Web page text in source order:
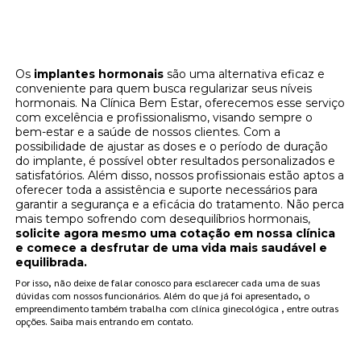
Os implantes hormonais são uma alternativa eficaz e
conveniente para quem busca regularizar seus níveis
hormonais. Na Clínica Bem Estar, oferecemos esse serviço
com excelência e profissionalismo, visando sempre o
bem-estar e a saúde de nossos clientes. Com a
possibilidade de ajustar as doses e o período de duração
do implante, é possível obter resultados personalizados e
satisfatórios. Além disso, nossos profissionais estão aptos a
oferecer toda a assistência e suporte necessários para
garantir a segurança e a eficácia do tratamento. Não perca
mais tempo sofrendo com desequilíbrios hormonais,
solicite agora mesmo uma cotação em nossa clínica
e comece a desfrutar de uma vida mais saudável e
equilibrada.
Por isso, não deixe de falar conosco para esclarecer cada uma de suas
dúvidas com nossos funcionários. Além do que já foi apresentado, o
empreendimento também trabalha com clínica ginecológica , entre outras
opções. Saiba mais entrando em contato.